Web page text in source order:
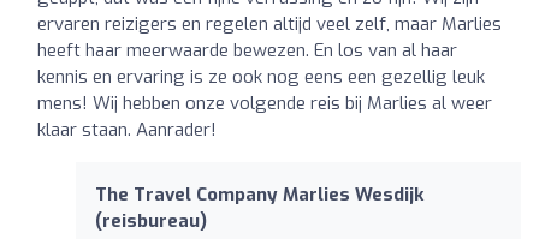
ervaren reizigers en regelen altijd veel zelf, maar Marlies
heeft haar meerwaarde bewezen. En los van al haar
kennis en ervaring is ze ook nog eens een gezellig leuk
mens! Wij hebben onze volgende reis bij Marlies al weer
klaar staan. Aanrader!
The Travel Company Marlies Wesdijk
(reisbureau)